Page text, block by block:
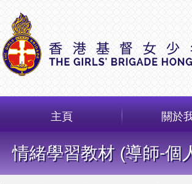
主頁 關於
情緒學習教材 (導師-個